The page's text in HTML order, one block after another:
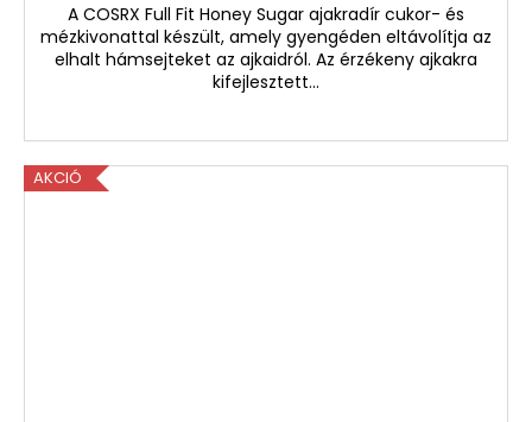
A COSRX Full Fit Honey Sugar ajakradír cukor- és
mézkivonattal készült, amely gyengéden eltávolítja az
elhalt hámsejteket az ajkaidról. Az érzékeny ajkakra
kifejlesztett...
AKCIÓ